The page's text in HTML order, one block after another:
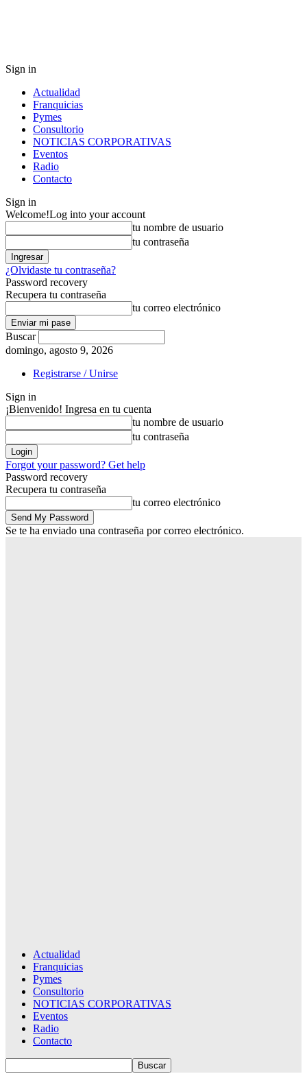
Sign in
Actualidad
Franquicias
Pymes
Consultorio
NOTICIAS CORPORATIVAS
Eventos
Radio
Contacto
Sign in
Welcome!Log into your account
tu nombre de usuario
tu contraseña
¿Olvidaste tu contraseña?
Password recovery
Recupera tu contraseña
tu correo electrónico
Buscar
domingo, agosto 9, 2026
Registrarse / Unirse
Sign in
¡Bienvenido! Ingresa en tu cuenta
tu nombre de usuario
tu contraseña
Forgot your password? Get help
Password recovery
Recupera tu contraseña
tu correo electrónico
Se te ha enviado una contraseña por correo electrónico.
Actualidad
Franquicias
Pymes
Consultorio
NOTICIAS CORPORATIVAS
Eventos
Radio
Contacto